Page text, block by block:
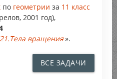
по геометрии за 11 класс
2001 год),
вращения».
ВСЕ ЗАДАЧИ